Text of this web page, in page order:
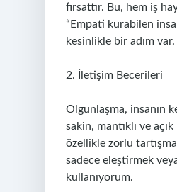
fırsattır. Bu, hem iş
“Empati kurabilen
kesinlikle bir adım var.
2. İletişim Becerileri
Olgunlaşma, insanın
sakin, mantıklı ve
özellikle zorlu
sadece eleştirmek
kullanıyorum.